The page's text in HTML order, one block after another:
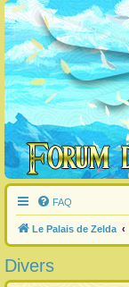
FAQ
Le Palais de Zelda
Divers